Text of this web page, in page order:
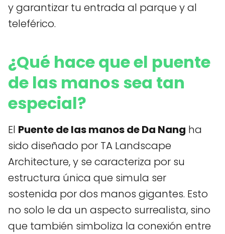
y garantizar tu entrada al parque y al
teleférico.
¿Qué hace que el puente
de las manos sea tan
especial?
El Puente de las manos de Da Nang ha
sido diseñado por TA Landscape
Architecture, y se caracteriza por su
estructura única que simula ser
sostenida por dos manos gigantes. Esto
no solo le da un aspecto surrealista, sino
que también simboliza la conexión entre